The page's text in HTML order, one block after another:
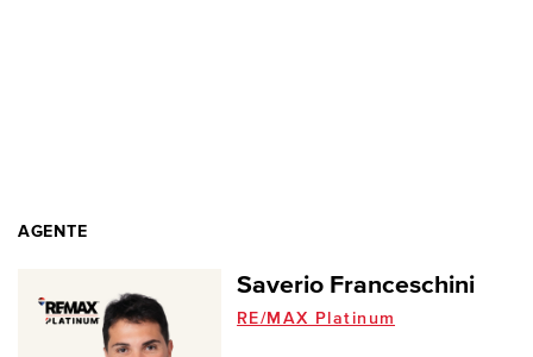
AGENTE
Saverio Franceschini
RE/MAX Platinum